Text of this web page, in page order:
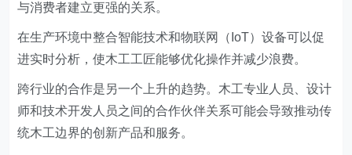
与消费者建立更强的关系。
在生产环境中整合智能技术和物联网（IoT）设备可以促
进实时分析，使木工工匠能够优化操作并减少浪费。
跨行业的合作是另一个上升的趋势。木工专业人员、设计
师和技术开发人员之间的合作伙伴关系可能会导致推动传
统木工边界的创新产品和服务。